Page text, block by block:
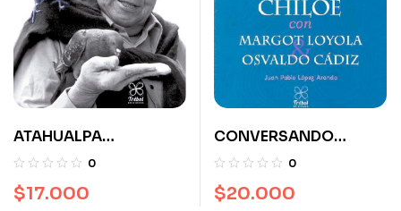
ATAHUALPA
YUPANQUI. SU GRAN
0
$17.000
CONVERSANDO
CHILOÉ CON MARGOT
CÁDIZ
0
$20.000